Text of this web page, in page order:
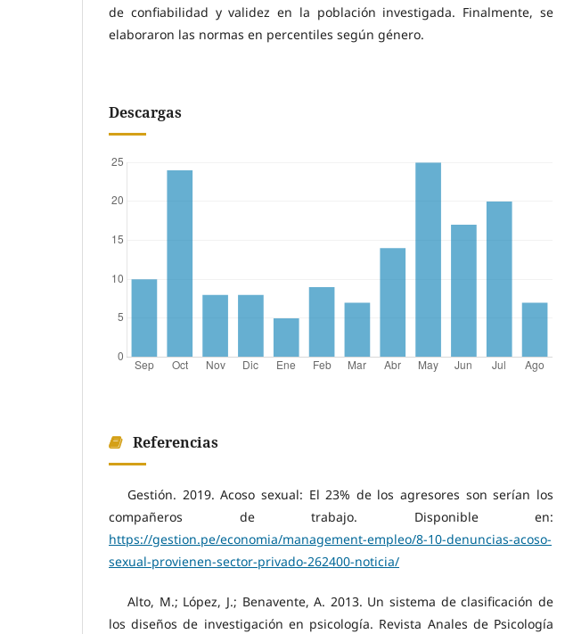
de confiabilidad y validez en la población investigada. Finalmente, se
elaboraron las normas en percentiles según género.
Descargas
Referencias
Gestión. 2019. Acoso sexual: El 23% de los agresores son serían los
compañeros de trabajo. Disponible en:
https://gestion.pe/economia/management-empleo/8-10-denuncias-acoso-
sexual-provienen-sector-privado-262400-noticia/
Alto, M.; López, J.; Benavente, A. 2013. Un sistema de clasificación de
los diseños de investigación en psicología. Revista Anales de Psicología